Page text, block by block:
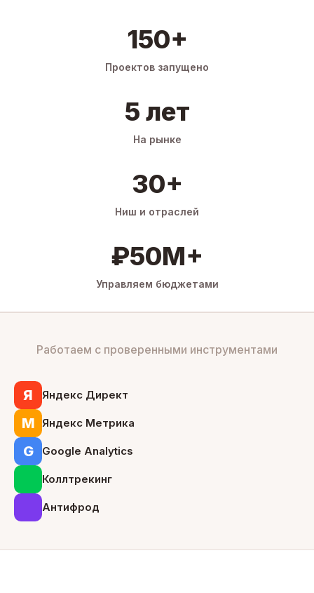
150+
Проектов запущено
5 лет
На рынке
30+
Ниш и отраслей
₽50M+
Управляем бюджетами
Работаем с проверенными инструментами
Я Яндекс Директ
М Яндекс Метрика
G Google Analytics
Коллтрекинг
Антифрод